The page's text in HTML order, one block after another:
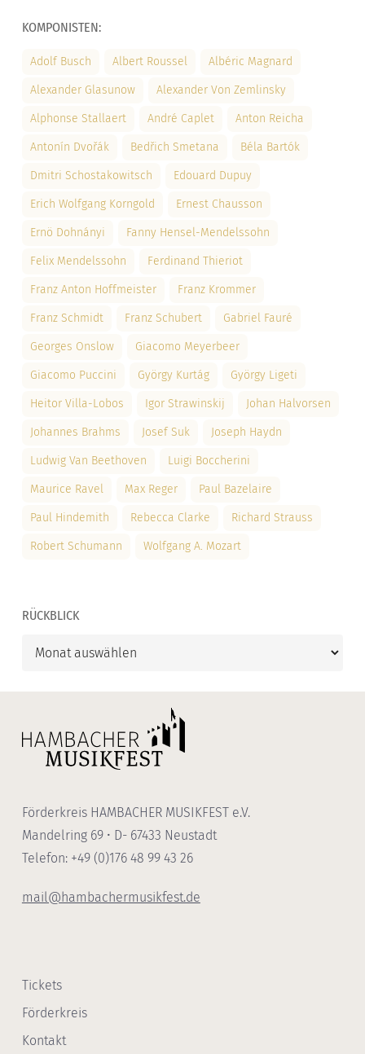
KOMPONISTEN:
Adolf Busch Albert Roussel Albéric Magnard
Alexander Glasunow Alexander Von Zemlinsky
Alphonse Stallaert André Caplet Anton Reicha
Antonín Dvořák Bedřich Smetana Béla Bartók
Dmitri Schostakowitsch Edouard Dupuy
Erich Wolfgang Korngold Ernest Chausson
Ernö Dohnányi Fanny Hensel-Mendelssohn
Felix Mendelssohn Ferdinand Thieriot
Franz Anton Hoffmeister Franz Krommer
Franz Schmidt Franz Schubert Gabriel Fauré
Georges Onslow Giacomo Meyerbeer
Giacomo Puccini György Kurtág György Ligeti
Heitor Villa-Lobos Igor Strawinskij Johan Halvorsen
Johannes Brahms Josef Suk Joseph Haydn
Ludwig Van Beethoven Luigi Boccherini
Maurice Ravel Max Reger Paul Bazelaire
Paul Hindemith Rebecca Clarke Richard Strauss
Robert Schumann Wolfgang A. Mozart
RÜCKBLICK
Rückblick
Förderkreis HAMBACHER MUSIKFEST e.V.
Mandelring 69 • D- 67433 Neustadt
Telefon: +49 (0)176 48 99 43 26
mail@hambachermusikfest.de
Tickets
Förderkreis
Kontakt